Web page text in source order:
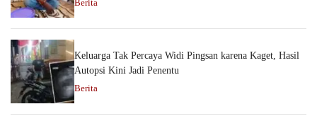
Berita
Keluarga Tak Percaya Widi Pingsan karena Kaget, Hasil
Autopsi Kini Jadi Penentu
Berita